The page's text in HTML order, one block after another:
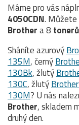
Máme pro vás
4050CDN. Můžete
Brothera 8
Sháníte azurový
135M, černý
130Bk, žlutý
130C, žlutý
130M? U nás
Brother, skladem
druhý den.